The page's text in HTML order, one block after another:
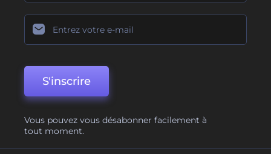
S'inscrire
Vous pouvez vous désabonner facilement à
tout moment.